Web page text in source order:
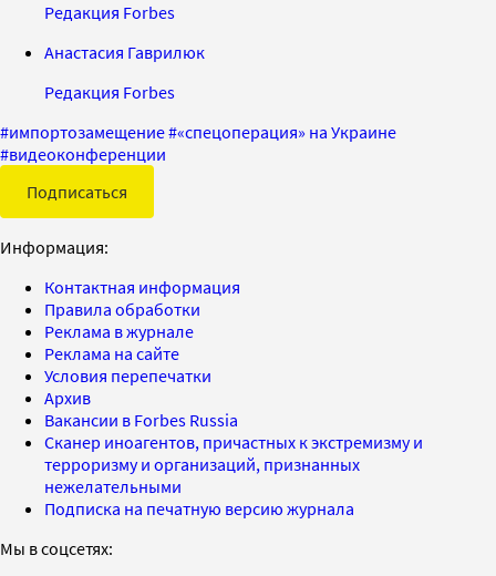
Редакция Forbes
Анастасия Гаврилюк
Редакция Forbes
#импортозамещение#«спецоперация» на Украине
#видеоконференции
Подписаться
Информация:
Контактная информация
Правила обработки
Реклама в журнале
Реклама на сайте
Условия перепечатки
Архив
Вакансии в Forbes Russia
Сканер иноагентов, причастных к экстремизму и
терроризму и организаций, признанных
нежелательными
Подписка на печатную версию журнала
Мы в соцсетях: